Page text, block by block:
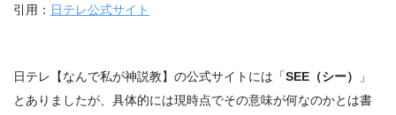
引用： 日テレ公式サイト
日テレ【なんで私が神説教】の公式サイトには「SEE（シー）
」
とありましたが、具体的には現時点でその意味が何なのかとは書